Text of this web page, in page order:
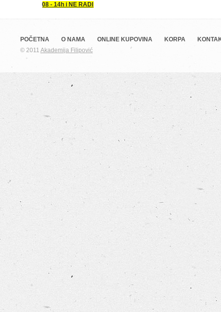
08 - 14h i NE RADI
POČETNA O NAMA ONLINE KUPOVINA KORPA
© 2011 Akademija Filipović